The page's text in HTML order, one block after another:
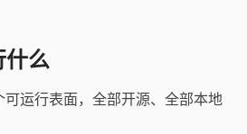
Discussions
什么
运行表面，全部开源、全部本地